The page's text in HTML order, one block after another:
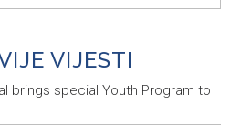
VIJESTI
brings special Youth Program to